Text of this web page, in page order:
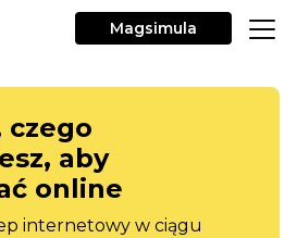
Magsimula
czego
aby
online
internetowy w ciągu